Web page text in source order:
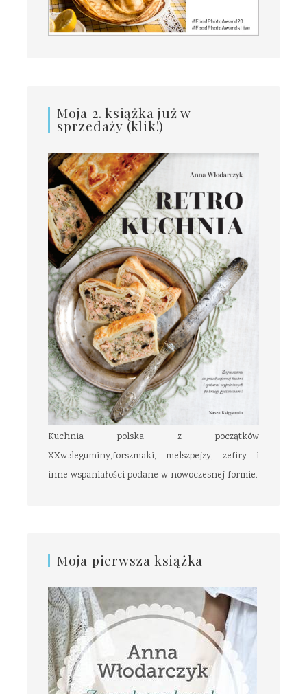
Moja 2. książka już w
sprzedaży (klik!)
Kuchnia polska z początków
XXw.:leguminy,forszmaki, melszpejzy, zefiry i
inne wspaniałości podane w nowoczesnej formie.
Moja pierwsza książka